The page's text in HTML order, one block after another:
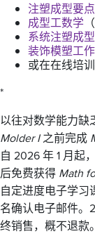
注塑成型要点
成型工数学
系统注塑成
装饰模塑工
或在在线培
*
以往对数学能力缺
Molder I之前完成
自 2026 年 1 月起
后免费获得 Math
自定进度电子学习
名确认电子邮件。
终销售，概不退款。